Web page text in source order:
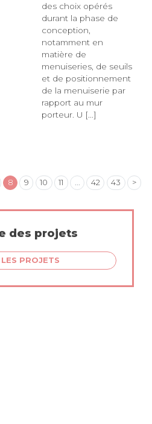
des choix opérés
durant la phase de
conception,
notamment en
matière de
menuiseries, de seuils
et de positionnement
de la menuiserie par
rapport au mur
porteur. U [...]
8 9 10 11 ... 42 43 >
des projets
PROJETS